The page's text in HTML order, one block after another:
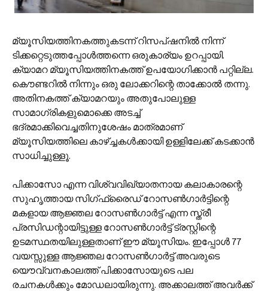
മ്യൂസിയത്തിനകത്തുകടന്ന് റിസപ്‌ഷനില്‍ നിന്ന്
ടിക്കറ്റെടുത്തപ്പോള്‍ത്തന്നെ ഒരുകാര്യം ഉറപ്പായി.
ക്യാമറ മ്യൂസിയത്തിനകത്ത് ഉപയോഗിക്കാന്‍ പറ്റില്ല.
കൌണ്ടറില്‍ നിന്നും ഒരു ലോക്കറിന്റെ താക്കോല്‍ തന്നു.
അതിനകത്ത് ക്യാമറയും അതുപോലുള്ള
സാമാഗ്രികളുമൊക്കെ അടച്ച്
ഭദ്രമാക്കിവെച്ചതിനുശേഷം മാത്രമാണ്
മ്യൂസിയത്തിലെ കാഴ്ച്ചകള്‍ക്കായി ഉള്ളിലേക്ക് കടക്കാന്‍
സാധിച്ചുള്ളൂ.
പിക്കാസോ എന്ന വിശ്വവിഖ്യാതനായ കലാകാരന്റെ
സുഹൃത്തായ സിഗ്‌ഫ്രൈഡ് റോസണ്‍ഗാര്‍ട്ടിന്റെ
മകളായ ആജ്ഞല റോസണ്‍ഗാര്‍ട്ട് എന്ന സ്ത്രീ
പ്രസിഡന്റായിട്ടുള്ള റോസണ്‍ഗാര്‍ട്ട് ട്രസ്റ്റിന്റെ
ഉടമസ്ഥതയിലുള്ളതാണ് ഈ മ്യൂസിയം. ഇപ്പോള്‍ 77
വയസ്സുള്ള ആജ്ഞല റോസണ്‍ഗാര്‍ട്ട് അവരുടെ
യൌവ്വനകാലത്ത് പിക്കാസോയുടെ പല
രചനകള്‍ക്കും മോഡലായിരുന്നു. അക്കാലത്ത് അവര്‍ക്ക്